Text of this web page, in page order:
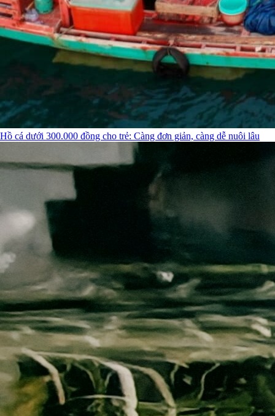
Hồ cá dưới 300.000 đồng cho trẻ: Càng đơn giản, càng dễ nuôi lâu